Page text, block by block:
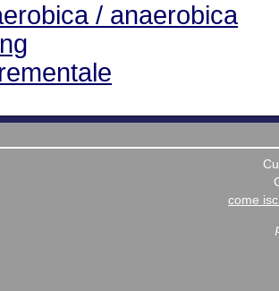
/ anaerobica
come